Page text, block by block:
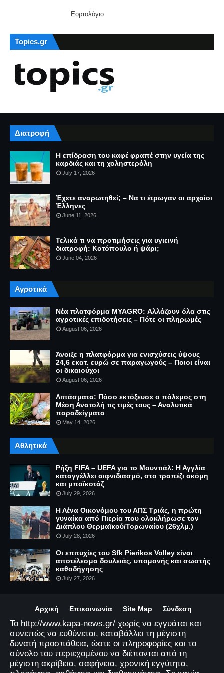
Εορτολόγιο
Topics.gr
Διατροφή
Η επίδραση του καφέ φραπέ στην υγεία της
καρδιάς και τη χοληστερόλη
July 17, 2026
Έχετε αναρωτηθεί; – Να τι έτρωγαν οι αρχαίοι
Έλληνες
June 11, 2026
Τελικά τι να προτιμήσεις για υγιεινή
διατροφή: Κοτόπουλο ή ψάρι;
June 04, 2026
Αγροτικά
Νέα πλατφόρμα MYAGRO: Αλλάζουν όλα στις
αγροτικές επιδοτήσεις – Πότε οι πληρωμές
August 06, 2026
Άνοιξε η πλατφόρμα για ενισχύσεις ύψους
24,6 εκατ. ευρώ σε παραγωγούς – Ποιοι είναι
οι δικαιούχοι
August 06, 2026
Λιπάσματα: Πόσο εκτόξευσε ο πόλεμος στη
Μέση Ανατολή τις τιμές τους – Αναλυτικά
παραδείγματα
May 14, 2026
Αθλητικά
Ρήξη FIFA – UEFA για το Μουντιάλ: Η Αγγλία
καταγγέλλει αιφνιδιασμό, στο τραπέζι ακόμη
και μποϊκοτάζ
July 29, 2026
Η Λένα Οικονόμου του ΑΠΣ Τριάς, η πρώτη
γυναίκα από Πιερία που ολοκλήρωσε τον
Διάπλου Θερμαϊκού/Τορωναίου (26χλμ.)
July 28, 2026
Οι επιτυχίες του Sfk Pierikos Volley είναι
αποτέλεσμα δουλειάς, υπομονής και σωστής
καθοδήγησης
July 27, 2026
Αρχική Επικοινωνία Site Map Σύνδεση
Το http://www.kapa-news.gr/ χωρίς να εγγυάται και
συνεπώς να ευθύνεται, καταβάλλει τη μέγιστη
δυνατή προσπάθεια, ώστε οι πληροφορίες και το
σύνολο του περιεχομένου να διέπονται από τη
μέγιστη ακρίβεια, σαφήνεια, χρονική εγγύτητα,